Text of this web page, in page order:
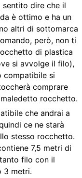
sentito dire che il
è ottimo e ha un
altri di sottomarca
però, non ti
di plastica
si avvolge il filo),
compatibile si
comprare
rocchetto.
che andrai a
ce ne starà
stesso rocchetto.
7,5 metri di
filo con il
3 metri.